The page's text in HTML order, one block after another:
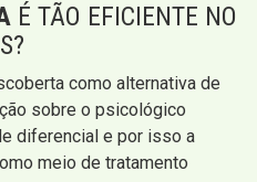
É TÃO EFICIENTE NO
como alternativa de
sobre o psicológico
diferencial e por isso a
meio de tratamento